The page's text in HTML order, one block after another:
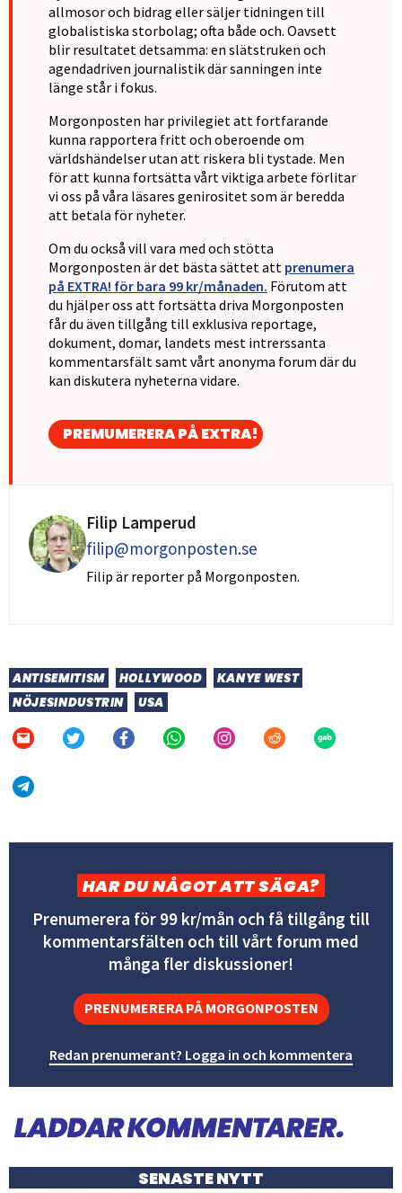
allmosor och bidrag eller säljer tidningen till
globalistiska storbolag; ofta både och. Oavsett
blir resultatet detsamma: en slätstruken och
agendadriven journalistik där sanningen inte
länge står i fokus.
Morgonposten har privilegiet att fortfarande
kunna rapportera fritt och oberoende om
världshändelser utan att riskera bli tystade. Men
för att kunna fortsätta vårt viktiga arbete förlitar
vi oss på våra läsares genirositet som är beredda
att betala för nyheter.
Om du också vill vara med och stötta
Morgonposten är det bästa sättet att prenumera
på EXTRA! för bara 99 kr/månaden. Förutom att
du hjälper oss att fortsätta driva Morgonposten
får du även tillgång till exklusiva reportage,
dokument, domar, landets mest intrerssanta
kommentarsfält samt vårt anonyma forum där du
kan diskutera nyheterna vidare.
PREMUMERERA PÅ EXTRA!
Filip Lamperud
filip@morgonposten.se
Filip är reporter på Morgonposten.
ANTISEMITISM HOLLYWOOD
KANYE WEST
NÖJESINDUSTRIN
USA
HAR DU NÅGOT ATT SÄGA?
Prenumerera för 99 kr/mån och få tillgång till
kommentarsfälten och till vårt forum med
många fler diskussioner!
PRENUMERERA PÅ MORGONPOSTEN
Redan prenumerant? Logga in och kommentera
SENASTE NYTT